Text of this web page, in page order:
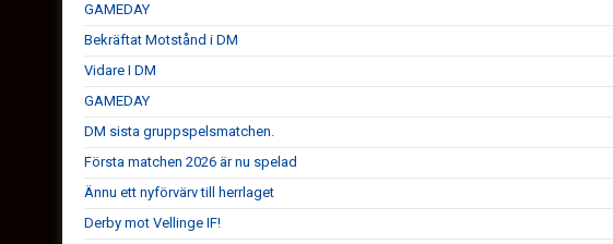
GAMEDAY
Bekräftat Motstånd i DM
Vidare I DM
GAMEDAY
DM sista gruppspelsmatchen.
Första matchen 2026 är nu spelad
Ännu ett nyförvärv till herrlaget
Derby mot Vellinge IF!